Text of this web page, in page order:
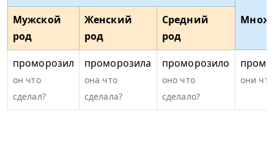
Мужской
род
Женский
род
Средний
род
проморозил
он что
сделал?
проморозила
она что
сделала?
проморозило
оно что
сделало?
они